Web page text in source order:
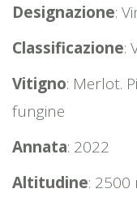
Designazione:
Classificazione:
Vitigno: Merlot.
fungine
Annata: 2022
Altitudine: 2500